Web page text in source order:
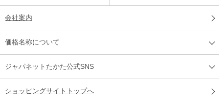
会社案内
価格名称について
ジャパネットたかた公式SNS
ショッピングサイトトップへ